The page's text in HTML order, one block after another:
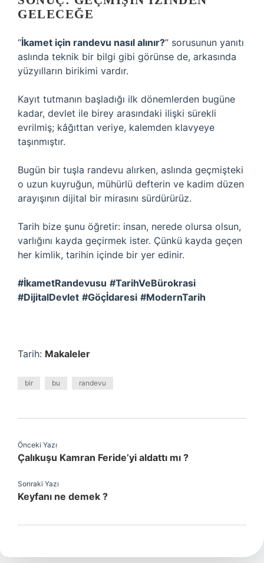
GELECEĞE
“İkamet için randevu nasıl alınır?” sorusunun yanıtı
aslında teknik bir bilgi gibi görünse de, arkasında
yüzyılların birikimi vardır.
Kayıt tutmanın başladığı ilk dönemlerden bugüne
kadar, devlet ile birey arasındaki ilişki sürekli
evrilmiş; kâğıttan veriye, kalemden klavyeye
taşınmıştır.
Bugün bir tuşla randevu alırken, aslında geçmişteki
o uzun kuyruğun, mühürlü defterin ve kadim düzen
arayışının dijital bir mirasını sürdürürüz.
Tarih bize şunu öğretir: insan, nerede olursa olsun,
varlığını kayda geçirmek ister. Çünkü kayda geçen
her kimlik, tarihin içinde bir yer edinir.
#İkametRandevusu #TarihVeBürokrasi
#DijitalDevlet #Göçİdaresi #ModernTarih
Tarih: Makaleler
bir bu randevu
Önceki Yazı
Çalıkuşu Kamran Feride’yi aldattı mı ?
Sonraki Yazı
Keyfanı ne demek ?